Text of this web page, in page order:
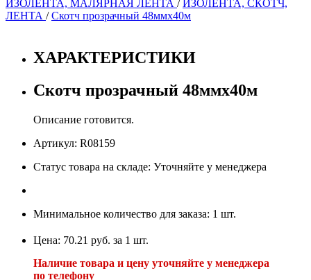
ИЗОЛЕНТА, МАЛЯРНАЯ ЛЕНТА /ИЗОЛЕНТА, СКОТЧ,
ЛЕНТА /Скотч прозрачный 48ммх40м
ХАРАКТЕРИСТИКИ
Скотч прозрачный 48ммх40м
Описание готовится.
Артикул: R08159
Статус товара на складе: Уточняйте у менеджера
Минимальное количество для заказа: 1 шт.
Цена: 70.21 руб. за 1 шт.
Наличие товара и цену уточняйте у менеджера
по телефону